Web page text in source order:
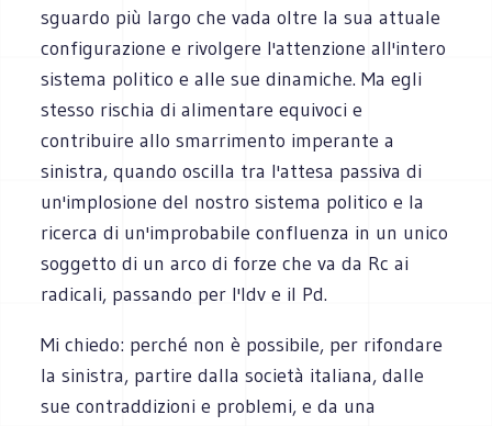
sguardo più largo che vada oltre la sua attuale
configurazione e rivolgere l'attenzione all'intero
sistema politico e alle sue dinamiche. Ma egli
stesso rischia di alimentare equivoci e
contribuire allo smarrimento imperante a
sinistra, quando oscilla tra l'attesa passiva di
un'implosione del nostro sistema politico e la
ricerca di un'improbabile confluenza in un unico
soggetto di un arco di forze che va da Rc ai
radicali, passando per l'Idv e il Pd.
Mi chiedo: perché non è possibile, per rifondare
la sinistra, partire dalla società italiana, dalle
sue contraddizioni e problemi, e da una